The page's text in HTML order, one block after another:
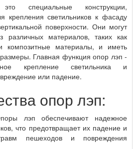
конструкции,
крепления светильников к фасаду
поверхности. Они могут
различных материалов, таких как
композитные материалы, и иметь
Главная функция опор лэп -
крепление светильника и
или падение.
опор лэп:
лэп обеспечивают надежное
что предотвращает их падение и
пешеходов и повреждения